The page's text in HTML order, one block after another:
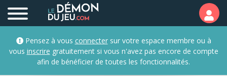
NintendoActu ✅
Pensez à vous connectersur votre espace membre ou à
vous inscrire gratuitement si vous n'avez pas encore de compte
afin de bénéficier de toutes les fonctionnalités.